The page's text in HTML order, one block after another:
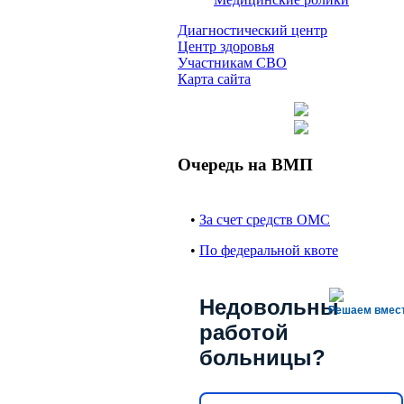
Диагностический центр
Центр здоровья
Участникам СВО
Карта сайта
Очередь на ВМП
• За счет средств ОМС
• По федеральной квоте
Решаем
Недовольны
работой
больницы?